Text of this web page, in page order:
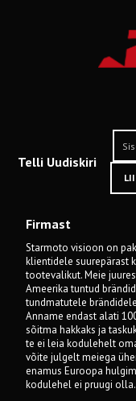
Telli Uudiskiri
Firmast
Starmoto visioon on
klientidele suurepärast
tootevalikut. Meie
Ameerika tuntud
tundmatutele
Anname endast alati
sõitma hakkaks ja
te ei leia kodulehelt
võite julgelt meiega
enamus Euroopa
kodulehel ei pruugi olla.